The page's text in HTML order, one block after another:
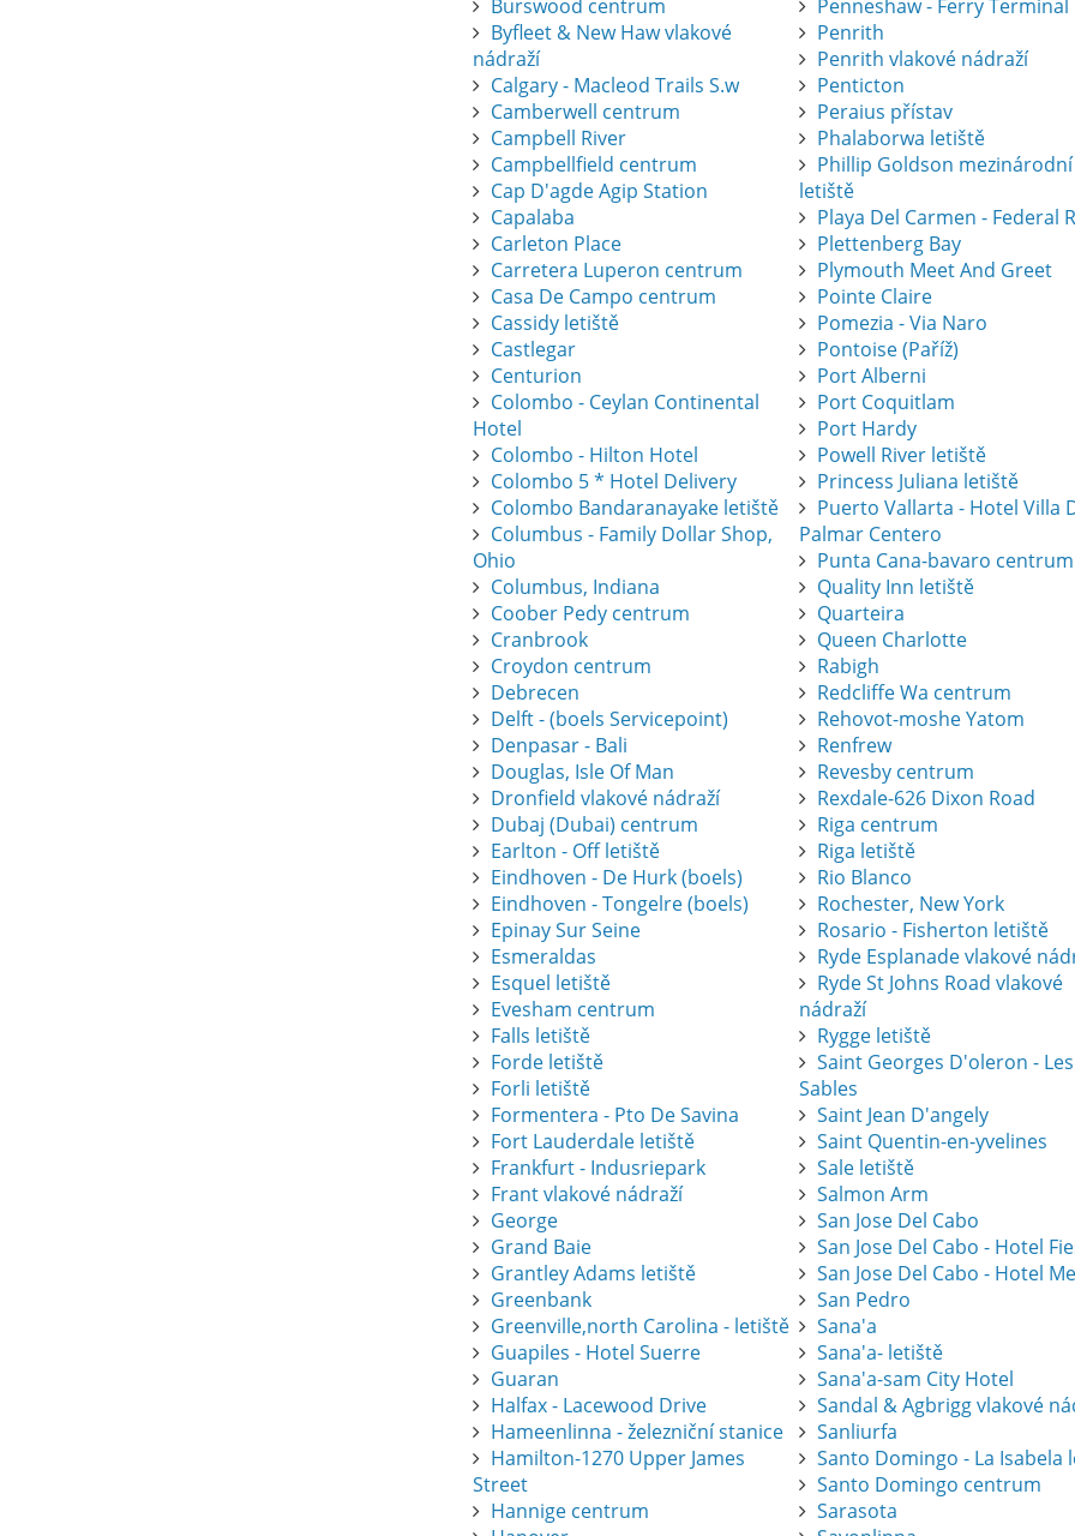
Burswood centrum
Byfleet & New Haw vlakové
nádraží
Calgary - Macleod Trails S.w
Camberwell centrum
Campbell River
Campbellfield centrum
Cap D'agde Agip Station
Capalaba
Carleton Place
Carretera Luperon centrum
Casa De Campo centrum
Cassidy letiště
Castlegar
Centurion
Colombo - Ceylan Continental
Hotel
Colombo - Hilton Hotel
Colombo 5 * Hotel Delivery
Colombo Bandaranayake letiště
Columbus - Family Dollar Shop,
Ohio
Columbus, Indiana
Coober Pedy centrum
Cranbrook
Croydon centrum
Debrecen
Delft - (boels Servicepoint)
Denpasar - Bali
Douglas, Isle Of Man
Dronfield vlakové nádraží
Dubaj (Dubai) centrum
Earlton - Off letiště
Eindhoven - De Hurk (boels)
Eindhoven - Tongelre (boels)
Epinay Sur Seine
Esmeraldas
Esquel letiště
Evesham centrum
Falls letiště
Forde letiště
Forli letiště
Formentera - Pto De Savina
Fort Lauderdale letiště
Frankfurt - Indusriepark
Frant vlakové nádraží
George
Grand Baie
Grantley Adams letiště
Greenbank
Greenville,north Carolina - letiště
Guapiles - Hotel Suerre
Guaran
Halfax - Lacewood Drive
Hameenlinna - železniční stanice
Hamilton-1270 Upper James
Street
Hannige centrum
Penneshaw - Ferry Terminal
Penrith
Penrith vlakové nádraží
Penticton
Peraius přístav
Phalaborwa letiště
Phillip Goldson mezinárodní
letiště
Playa Del Carmen - Federal
Plettenberg Bay
Plymouth Meet And Greet
Pointe Claire
Pomezia - Via Naro
Pontoise (Paříž)
Port Alberni
Port Coquitlam
Port Hardy
Powell River letiště
Princess Juliana letiště
Puerto Vallarta - Hotel Villa
Palmar Centero
Punta Cana-bavaro centrum
Quality Inn letiště
Quarteira
Queen Charlotte
Rabigh
Redcliffe Wa centrum
Rehovot-moshe Yatom
Renfrew
Revesby centrum
Rexdale-626 Dixon Road
Riga centrum
Riga letiště
Rio Blanco
Rochester, New York
Rosario - Fisherton letiště
Ryde Esplanade vlakové
Ryde St Johns Road vlakové
nádraží
Rygge letiště
Saint Georges D'oleron - Les
Sables
Saint Jean D'angely
Saint Quentin-en-yvelines
Sale letiště
Salmon Arm
San Jose Del Cabo
San Jose Del Cabo - Hotel
San Jose Del Cabo - Hotel
San Pedro
Sana'a
Sana'a- letiště
Sana'a-sam City Hotel
Sandal & Agbrigg vlakové
Sanliurfa
Santo Domingo - La Isabela
Santo Domingo centrum
Sarasota